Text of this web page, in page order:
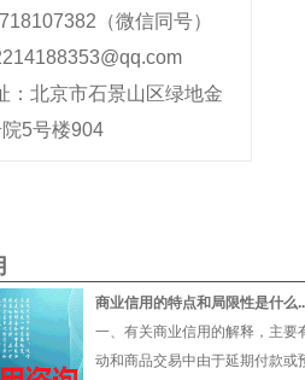
（微信同号）
：北京市石景山区绿地金
5号楼904
商业信用的特点和局限性是什么
一、有关商业信用的解释，主要
动和商品交易中由于延期付款或